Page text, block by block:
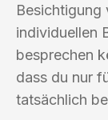
Besichtigung
individuellen
besprechen
dass du nur
tatsächlich